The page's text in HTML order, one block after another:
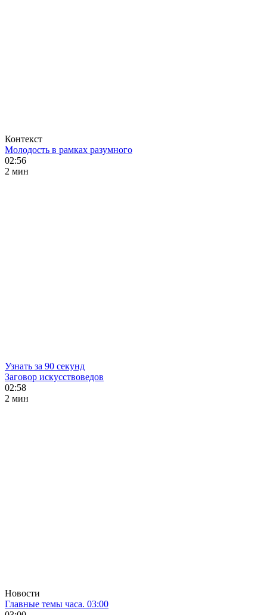
Контекст
Молодость в рамках разумного
02:56
2 мин
Узнать за 90 секунд
Заговор искусствоведов
02:58
2 мин
Новости
Главные темы часа. 03:00